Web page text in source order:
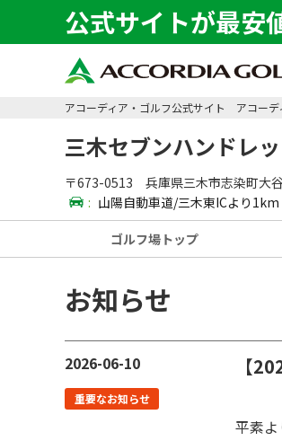
公式サイトが最安
アコーディア・ゴルフ公式サイト アコーデ
三木セブンハンドレ
〒673-0513 兵庫県三木市志染町大
: 山陽自動車道/三木東ICより1km
ゴルフ場 トップ
お知らせ
2026-06-10
重要なお知らせ
【
平素よ